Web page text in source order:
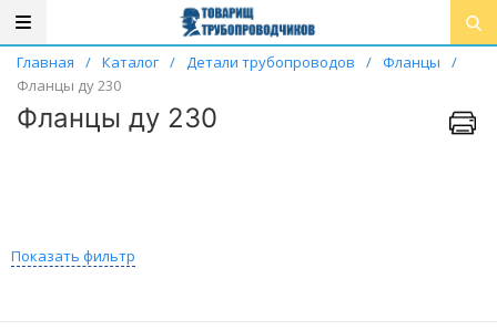
Главная / Каталог / Детали трубопроводов / Фланцы
/
Фланцы ду 230
Фланцы ду 230
Показать фильтр